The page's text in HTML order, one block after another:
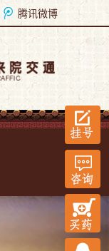
腾讯微博